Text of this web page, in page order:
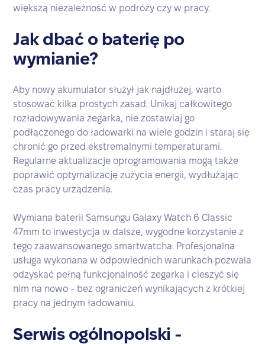
większą niezależność w podróży czy w pracy.
Jak dbać o baterię po
wymianie?
Aby nowy akumulator służył jak najdłużej, warto
stosować kilka prostych zasad. Unikaj całkowitego
rozładowywania zegarka, nie zostawiaj go
podłączonego do ładowarki na wiele godzin i staraj się
chronić go przed ekstremalnymi temperaturami.
Regularne aktualizacje oprogramowania mogą także
poprawić optymalizację zużycia energii, wydłużając
czas pracy urządzenia.
Wymiana baterii Samsungu Galaxy Watch 6 Classic
47mm to inwestycja w dalsze, wygodne korzystanie z
tego zaawansowanego smartwatcha. Profesjonalna
usługa wykonana w odpowiednich warunkach pozwala
odzyskać pełną funkcjonalność zegarka i cieszyć się
nim na nowo - bez ograniczeń wynikających z krótkiej
pracy na jednym ładowaniu.
Serwis ogólnopolski -